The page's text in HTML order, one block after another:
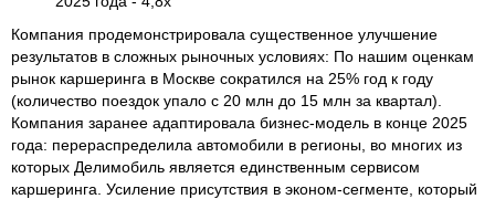
Компания продемонстрировала существенное улучшение
результатов в сложных рыночных условиях: По нашим оценкам
рынок каршеринга в Москве сократился на 25% год к году
(количество поездок упало с 20 млн до 15 млн за квартал).
Компания заранее адаптировала бизнес-модель в конце 2025
года: перераспределила автомобили в регионы, во многих из
которых Делимобиль является единственным сервисом
каршеринга. Усиление присутствия в эконом-сегменте, который